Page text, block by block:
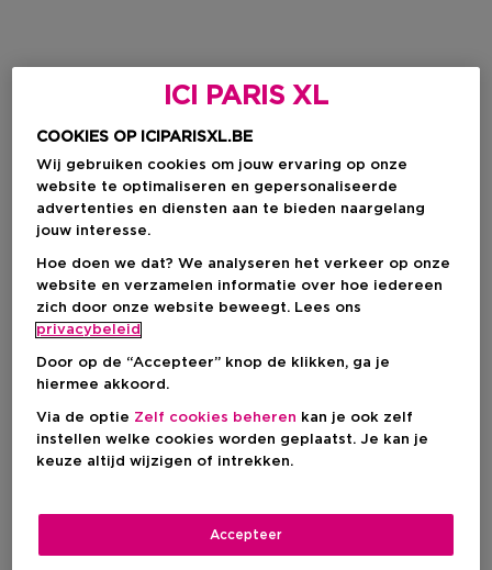
ICI PARIS XL
COOKIES OP ICIPARISXL.BE
Wij gebruiken cookies om jouw ervaring op onze
website te optimaliseren en gepersonaliseerde
advertenties en diensten aan te bieden naargelang
jouw interesse.
Hoe doen we dat? We analyseren het verkeer op onze
website en verzamelen informatie over hoe iedereen
zich door onze website beweegt. Lees ons
privacybeleid
Door op de “Accepteer” knop de klikken, ga je
hiermee akkoord.
Via de optie Zelf cookies beheren kan je ook zelf
instellen welke cookies worden geplaatst. Je kan je
keuze altijd wijzigen of intrekken.
Accepteer